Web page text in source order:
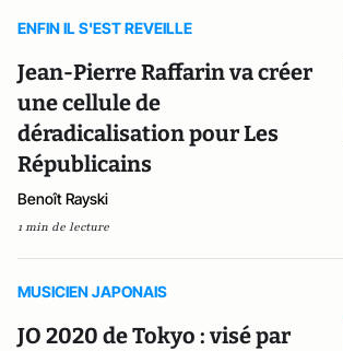
ENFIN IL S'EST REVEILLE
Jean-Pierre Raffarin va créer
une cellule de
déradicalisation pour Les
Républicains
Benoît Rayski
1 min de lecture
MUSICIEN JAPONAIS
JO 2020 de Tokyo : visé par